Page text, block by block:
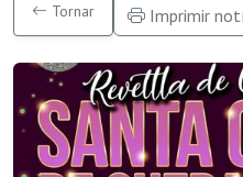
Tornar Imprimir